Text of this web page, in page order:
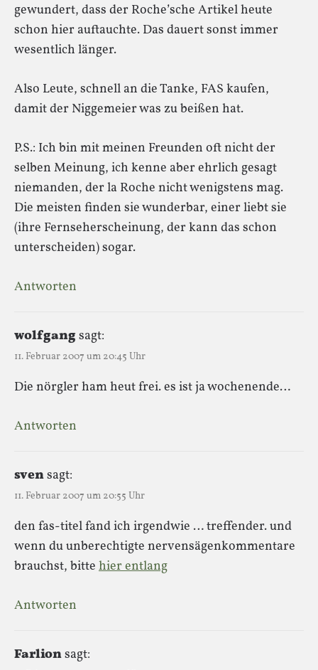
gewundert, dass der Roche’sche Artikel heute
schon hier auftauchte. Das dauert sonst immer
wesentlich länger.
Also Leute, schnell an die Tanke, FAS kaufen,
damit der Niggemeier was zu beißen hat.
P.S.: Ich bin mit meinen Freunden oft nicht der
selben Meinung, ich kenne aber ehrlich gesagt
niemanden, der la Roche nicht wenigstens mag.
Die meisten finden sie wunderbar, einer liebt sie
(ihre Fernseherscheinung, der kann das schon
unterscheiden) sogar.
Antworten
wolfgangsagt:
11. Februar 2007 um 20:45 Uhr
Die nörgler ham heut frei. es ist ja wochenende…
Antworten
svensagt:
11. Februar 2007 um 20:55 Uhr
den fas-titel fand ich irgendwie … treffender. und
wenn du unberechtigte nervensägenkommentare
brauchst, bitte hier entlang
Antworten
Farlionsagt: